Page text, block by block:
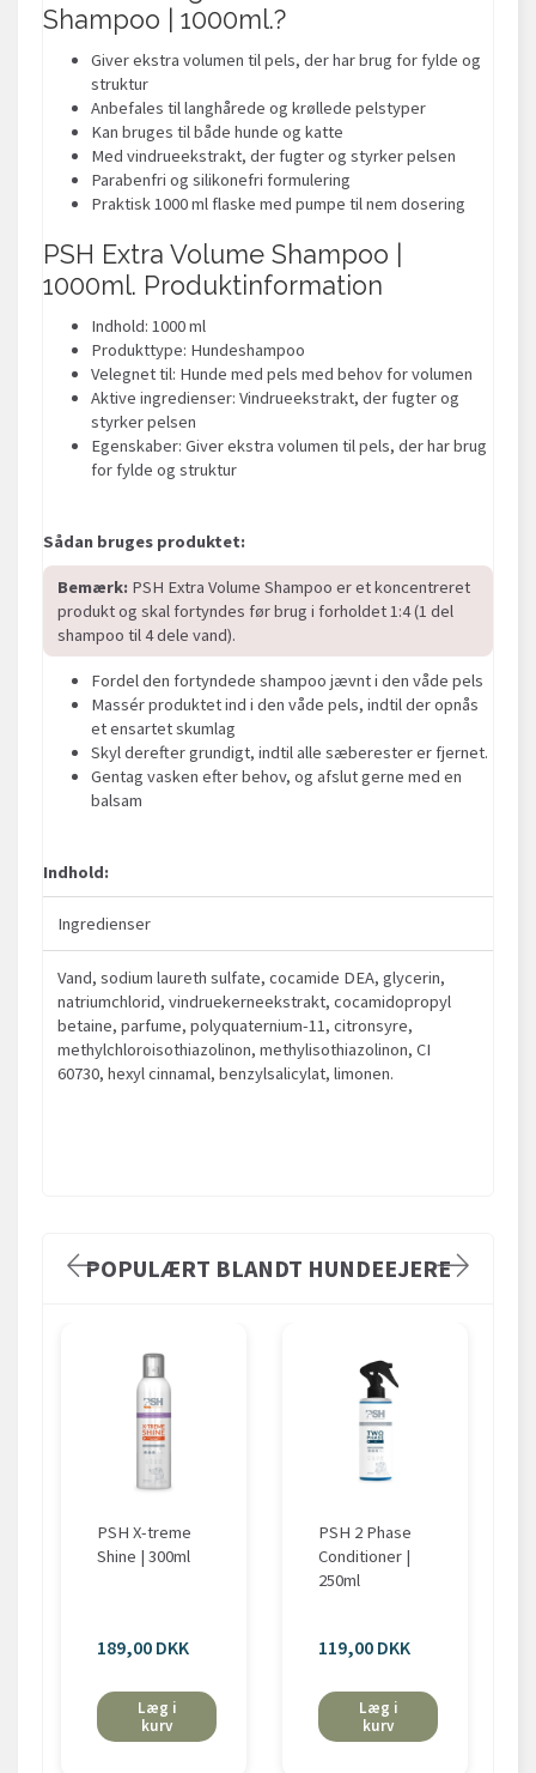
Shampoo | 1000ml.?
Giver ekstra volumen til pels, der har brug for fylde og
struktur
Anbefales til langhårede og krøllede pelstyper
Kan bruges til både hunde og katte
Med vindrueekstrakt, der fugter og styrker pelsen
Parabenfri og silikonefri formulering
Praktisk 1000 ml flaske med pumpe til nem dosering
PSH Extra Volume Shampoo |
1000ml. Produktinformation
Indhold: 1000 ml
Produkttype: Hundeshampoo
Velegnet til: Hunde med pels med behov for volumen
Aktive ingredienser: Vindrueekstrakt, der fugter og
styrker pelsen
Egenskaber: Giver ekstra volumen til pels, der har brug
for fylde og struktur
Sådan bruges produktet:
Bemærk: PSH Extra Volume Shampoo er et koncentreret
produkt og skal fortyndes før brug i forholdet 1:4 (1 del
shampoo til 4 dele vand).
Fordel den fortyndede shampoo jævnt i den våde pels
Massér produktet ind i den våde pels, indtil der opnås
et ensartet skumlag
Skyl derefter grundigt, indtil alle sæberester er fjernet.
Gentag vasken efter behov, og afslut gerne med en
balsam
Indhold:
Ingredienser
Vand, sodium laureth sulfate, cocamide DEA, glycerin,
natriumchlorid, vindruekerneekstrakt, cocamidopropyl
betaine, parfume, polyquaternium-11, citronsyre,
methylchloroisothiazolinon, methylisothiazolinon, CI
60730, hexyl cinnamal, benzylsalicylat, limonen.
POPULÆRT BLANDT HUNDEEJERE
PSH X-treme
Shine | 300ml
189,00 DKK
Læg i
kurv
PSH 2 Phase
Conditioner |
250ml
119,00 DKK
Læg i
kurv